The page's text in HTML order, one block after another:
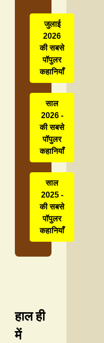
जुलाई
2026
की सबसे
पॉपुलर
कहानियाँ
साल
2026 -
की सबसे
पॉपुलर
कहानियाँ
साल
2025 -
की सबसे
पॉपुलर
कहानियाँ
हाल ही
में